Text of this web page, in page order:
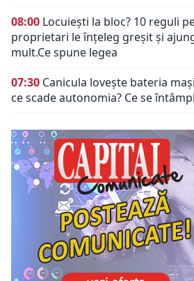
08:00 Locuiești la bloc? 10 reguli
proprietari le înțeleg greșit și
mult.Ce spune legea
07:30 Canicula lovește bateria
ce scade autonomia? Ce se